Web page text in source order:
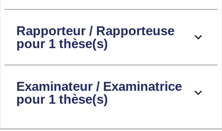
Rapporteur / Rapporteuse
pour 1 thèse(s)
Examinateur / Examinatrice
pour 1 thèse(s)